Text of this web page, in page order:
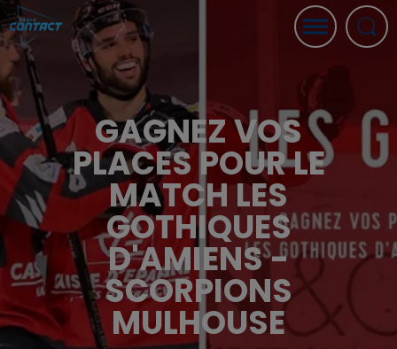
GAGNEZ VOS
PLACES POUR LE
MATCH LES
GOTHIQUES
D'AMIENS -
SCORPIONS
MULHOUSE